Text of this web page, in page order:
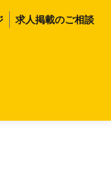
求人掲載のご相談